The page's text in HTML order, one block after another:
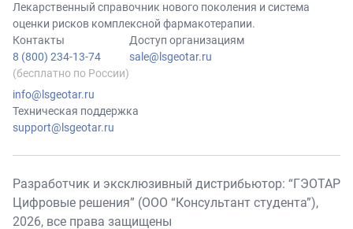
Лекарственный справочник нового поколения и система
оценки рисков комплексной фармакотерапии.
Контакты
8 (800) 234-13-74
(бесплатно по России)
info@lsgeotar.ru
Доступ организациям
sale@lsgeotar.ru
Техническая поддержка
support@lsgeotar.ru
Разработчик и эксклюзивный дистрибьютор: “ГЭОТАР
Цифровые решения” (ООО “Консультант студента”),
2026, все права защищены